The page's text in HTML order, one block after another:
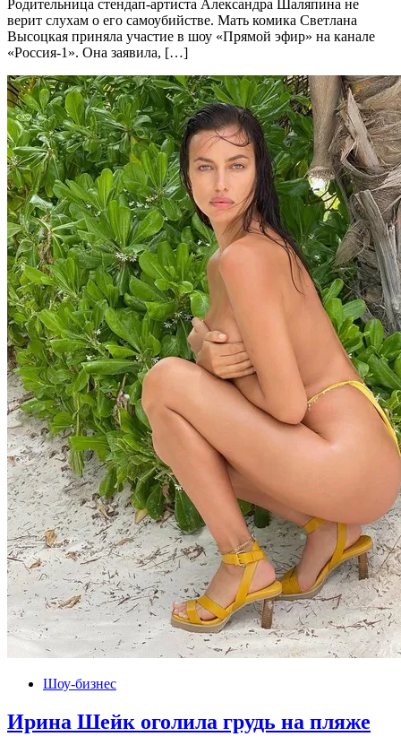
Родительница стендап-артиста Александра Шаляпина не
верит слухам о его самоубийстве. Мать комика Светлана
Высоцкая приняла участие в шоу «Прямой эфир» на канале
«Россия-1». Она заявила, […]
Шоу-бизнес
Ирина Шейк оголила грудь на пляже